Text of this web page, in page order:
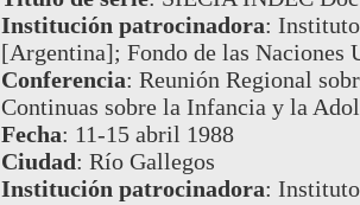
Institución patrocinadora:
[Argentina]; Fondo de las Naciones
Conferencia: Reunión Regional
Continuas sobre la Infancia y la
Fecha: 11-15 abril 1988
Ciudad: Río Gallegos
Institución patrocinadora: